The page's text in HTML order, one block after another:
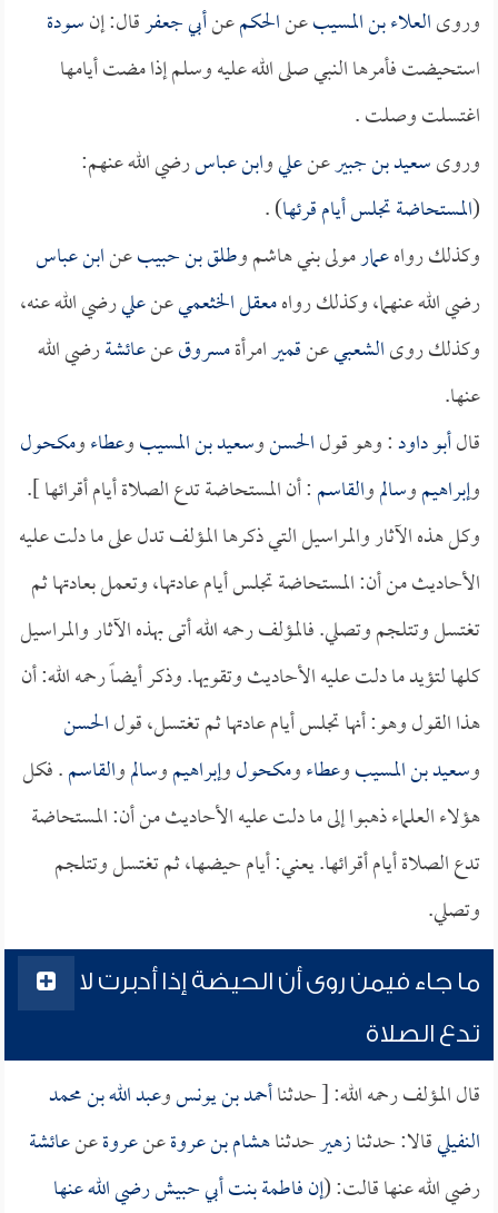
وروىالعلاء بن المسيبعنالحكمعنأبي جعفرقال: إنسودة
استحيضت فأمرها النبي صلى الله عليه وسلم إذا مضت أيامها
اغتسلت وصلت .
وروىسعيد بن جبيرعنعليوابن عباسرضي الله عنهم:
(المستحاضة تجلس أيام قرئها) .
وكذلك رواهعمارمولى بني هاشم وطلق بن حبيبعنابن عباس
رضي الله عنهما، وكذلك رواهمعقل الخثعميعنعليرضي الله عنه،
وكذلك روىالشعبيعنقميرامرأةمسروقعنعائشةرضي الله
عنها.
قالأبو داود: وهو قولالحسنوسعيد بن المسيبوعطاءومكحول
وإبراهيموسالموالقاسم: أن المستحاضة تدع الصلاة أيام أقرائها ].
وكل هذه الآثار والمراسيل التي ذكرها المؤلف تدل على ما دلت عليه
الأحاديث من أن: المستحاضة تجلس أيام عادتها، وتعمل بعادتها ثم
تغتسل وتتلجم وتصلي. فالمؤلف رحمه الله أتى بهذه الآثار والمراسيل
كلها لتؤيد ما دلت عليه الأحاديث وتقويها. وذكر أيضاً رحمه الله: أن
هذا القول وهو: أنها تجلس أيام عادتها ثم تغتسل، قولالحسن
وسعيد بن المسيبوعطاءومكحولوإبراهيموسالموالقاسم. فكل
هؤلاء العلماء ذهبوا إلى ما دلت عليه الأحاديث من أن: المستحاضة
تدع الصلاة أيام أقرائها. يعني: أيام حيضها، ثم تغتسل وتتلجم
وتصلي.
ما جاء فيمن روى أن الحيضة إذا أدبرت لا
تدع الصلاة
قال المؤلف رحمه الله: [ حدثناأحمد بن يونسوعبد الله بن محمد
النفيليقالا: حدثنازهيرحدثناهشام بن عروةعنعروةعنعائشة
رضي الله عنها قالت: (إنفاطمة بنت أبي حبيشرضي الله عنها